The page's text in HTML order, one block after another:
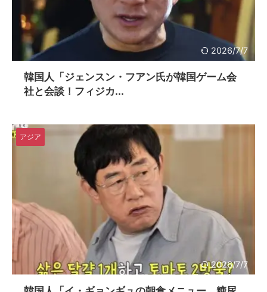
2026/7/7
韓国人「ジェンスン・フアン氏が韓国ゲーム会
社と会談！フィジカ...
2026/7/7
アジア